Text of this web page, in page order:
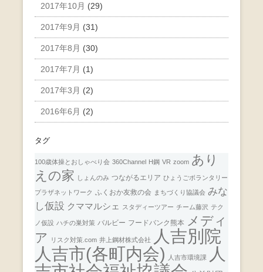
2017年10月 (29)
2017年9月 (31)
2017年8月 (30)
2017年7月 (1)
2017年3月 (2)
2016年6月 (2)
タグ
100歳体操とおしゃべり会 360Channel H鋼 VR zoom あり
えの家
しょんのみ つながるエリア ひょうごボランタリー
プラザネットワーク ふくおか友救の会 まちづくり協議会 みな
し仮設 クママルシェ スタディーツアー チーム藤沢 テク
ノ仮設 ハチの巣対策 バルビー フードバンク熊本
メディ
ア
リスク対策.com 井上鋼材株式会社
人吉別院
人吉市(各町内会)
人吉市環境課
人